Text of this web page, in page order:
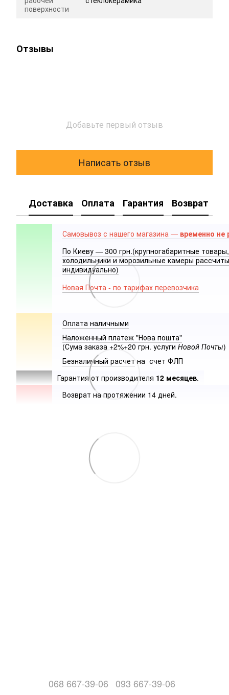
поверхности
Отзывы
Добавьте первый отзыв
Написать отзыв
Доставка Оплата Гарантия Возврат
Самовывоз с нашего магазина — временно не
По Киеву — 300 грн.(крупногабаритные товары,
холодильники и морозильные камеры
индивидуально)
Новая Почта - по тарифах перевозчика
Оплата наличными
Наложенный платеж "Нова пошта"
(Сума заказа +2%+20 грн. услугиНовой Почты)
Безналичный расчет на счет ФЛП
Гарантия от производителя 12 месяцев.
Возврат на протяжении 14 дней.
068 667-39-06 093 667-39-06